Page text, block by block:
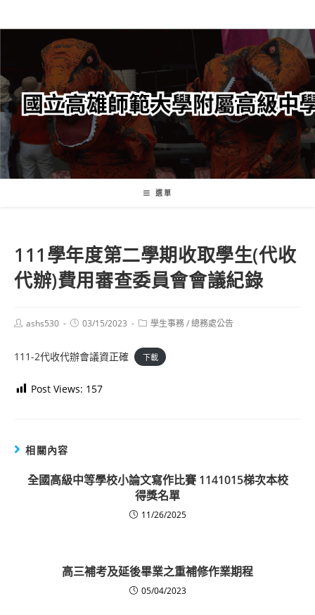
轉
要
內
容
選單
111學年度第二學期收取學生(代收
代辦)費用審查委員會會議紀錄
Postashs530
Post03/15/2023
Post學生事務/總務處公告
111-2代收代辦會議資正確 下載
Post Views: 157
相關內容
全國高級中等學校小論文寫作比賽 1141015梯次本校
得獎名單
11/26/2025
高三補考及延後畢業之重補修作業期程
05/04/2023